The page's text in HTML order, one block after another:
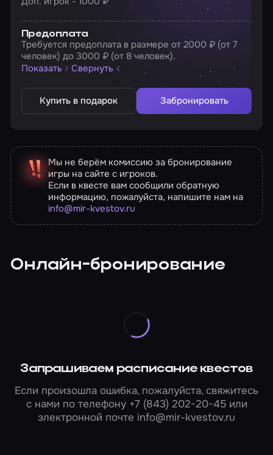
Предоплата
Требуется предоплата в размере от 2000 ₽ (от 7
человек) до 3000 ₽ (от 8 человек).
Показать
Свернуть
Купить в подарок Забронировать
Мы не берём комиссию за бронирование
игры на сайте с игроков.
Если в квесте вам сообщили обратную
информацию, пожалуйста, напишите нам на
info@mir-kvestov.ru
Онлайн-бронирование
Запрашиваем расписание квестов
Если произошла ошибка, пожалуйста, свяжитесь
с нами по телефону +7 (843) 202-20-45или
электронной почте info@mir-kvestov.ru